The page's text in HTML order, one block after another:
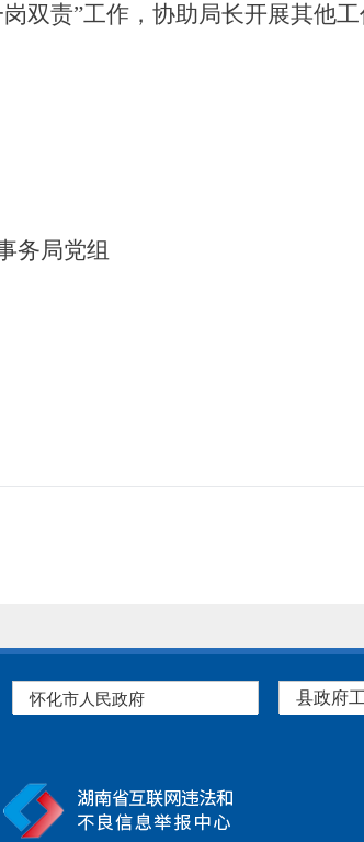
岗双责”工作，协助局长开展其他工
务局党组
怀化市人民政府